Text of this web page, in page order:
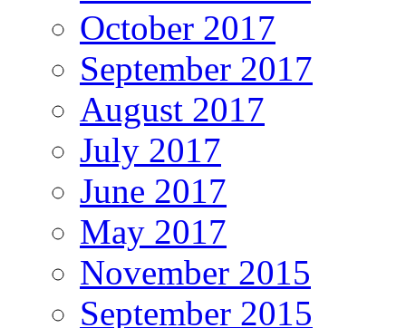
October 2017
September 2017
August 2017
July 2017
June 2017
May 2017
November 2015
September 2015